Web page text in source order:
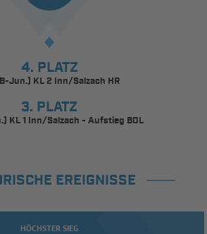
4. PLATZ
Jun.) KL 2 Inn/Salzach HR
3. PLATZ
KL 1 Inn/Salzach - Aufstieg BOL
EREIGNISSE
HÖCHSTER SIEG